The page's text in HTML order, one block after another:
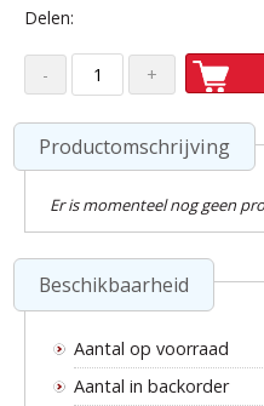
Delen:
Productomschrijving
Er is momenteel nog geen
Beschikbaarheid
Aantal op voorraad
Aantal in backorder